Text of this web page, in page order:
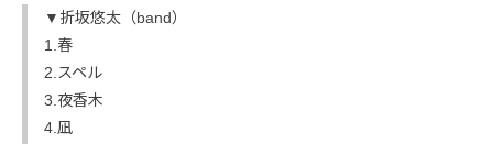
▼折坂悠太（band）
1.春
2.スペル
3.夜香木
4.凪